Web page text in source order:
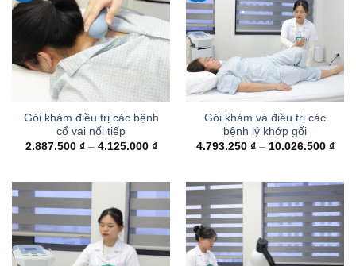
Gói khám điều trị các bệnh
cổ vai nối tiếp
2.887.500 ₫ – 4.125.000 ₫Khoảng
4.125.000 ₫
Gói khám và điều trị các
bệnh lý khớp gối
4.793.250 ₫ – 10.026.500 ₫
đến